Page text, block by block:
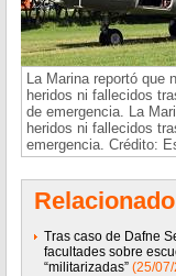
La Marina reportó que
heridos ni fallecidos
de emergencia. La
heridos ni fallecidos
emergencia. Crédito:
Relacionado
Tras caso de Dafne
facultades sobre
“militarizadas” (25/